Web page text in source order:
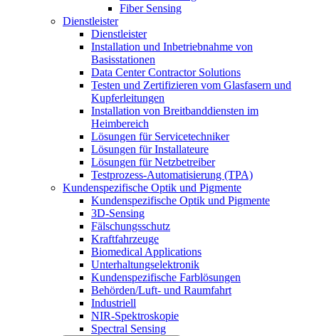
Fiber Sensing
Dienstleister
Dienstleister
Installation und Inbetriebnahme von
Basisstationen
Data Center Contractor Solutions
Testen und Zertifizieren vom Glasfasern und
Kupferleitungen
Installation von Breitbanddiensten im
Heimbereich
Lösungen für Servicetechniker
Lösungen für Installateure
Lösungen für Netzbetreiber
Testprozess-Automatisierung (TPA)
Kundenspezifische Optik und Pigmente
Kundenspezifische Optik und Pigmente
3D-Sensing
Fälschungsschutz
Kraftfahrzeuge
Biomedical Applications
Unterhaltungselektronik
Kundenspezifische Farblösungen
Behörden/Luft- und Raumfahrt
Industriell
NIR-Spektroskopie
Spectral Sensing